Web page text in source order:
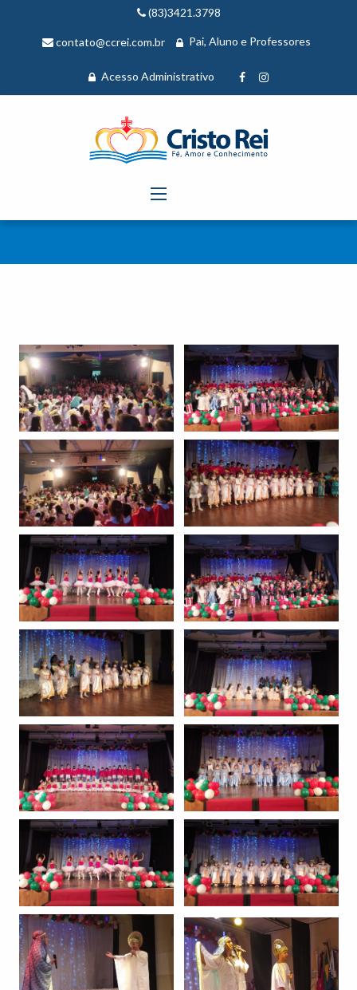
(83)3421.3798
contato@ccrei.com.br Pai, Aluno e Professores
Acesso Administrativo